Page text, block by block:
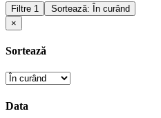
Filtre 1
Sortează: În curând
×
Sortează
Data